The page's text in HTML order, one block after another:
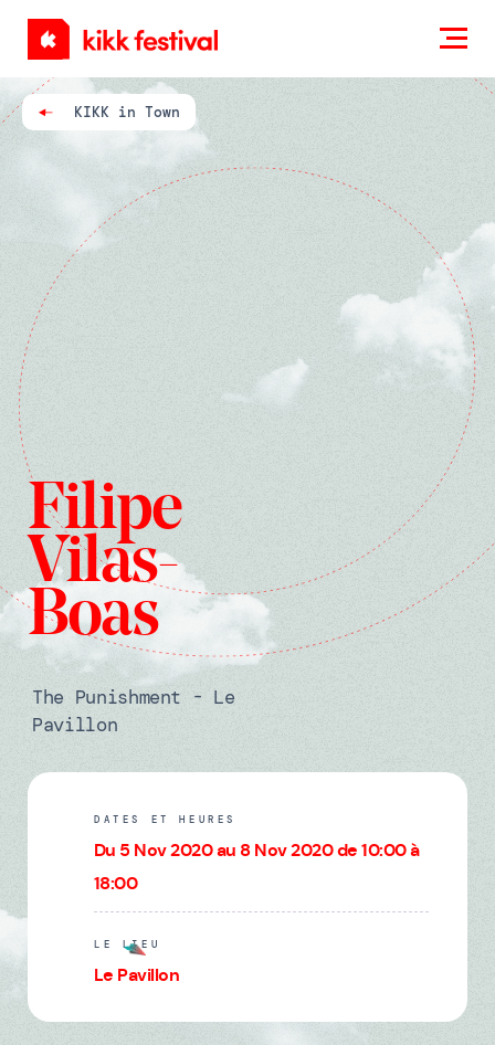
KIKK
Festival
KIKK in Town
Filipe
Vilas-
Boas
The Punishment - Le
Pavillon
DATES ET HEURES
Du 5 Nov 2020 au 8 Nov 2020 de 10:00 à
18:00
LE LIEU
Le Pavillon